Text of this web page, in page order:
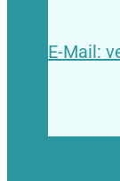
E-Mail: